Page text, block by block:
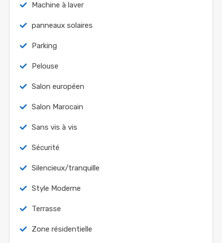
Machine à laver
panneaux solaires
Parking
Pelouse
Salon européen
Salon Marocain
Sans vis à vis
Sécurité
Silencieux/tranquille
Style Moderne
Terrasse
Zone résidentielle